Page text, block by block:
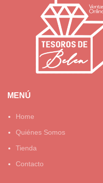
MENÚ
Home
Quiénes Somos
Tienda
Contacto